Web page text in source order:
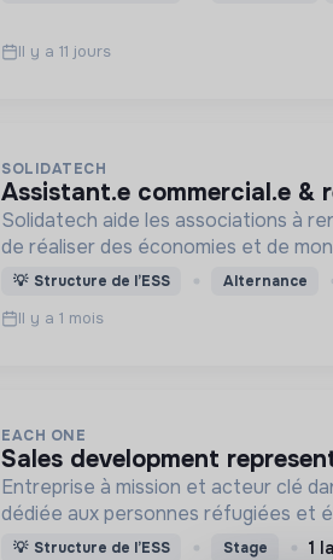
Il y a 11 jours
SOLIDATECH
assistant.e commercial.e
Solidatech aide les associations à
de réaliser des économies et de
💡 Structure de l’ESS Alternance
Il y a 1 mois
EACH ONE
sales development
Entreprise à mission et acteur clé
dédiée aux personnes réfugiées et
💡 Structure de l’ESS Stage 1